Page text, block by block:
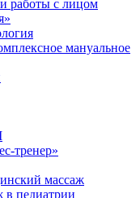
работы с лицом
мануальное
тренер»
массаж
педиатрии